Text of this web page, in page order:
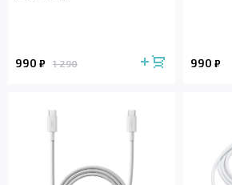
990 ₽ 1 290 990 ₽